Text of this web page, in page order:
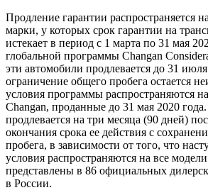
Продление гарантии распространяется
марки, у которых срок гарантии на
истекает в период с 1 марта по 31 мая
глобальной программы Changan
эти автомобили продлевается до 31
ограничение общего пробега остается
условия программы распространяются
Changan, проданные до 31 мая 2020
продлевается на три месяца (90 дней)
окончания срока ее действия с
пробега, в зависимости от того, что
условия распространяются на все
представлены в 86 официальных
в России.